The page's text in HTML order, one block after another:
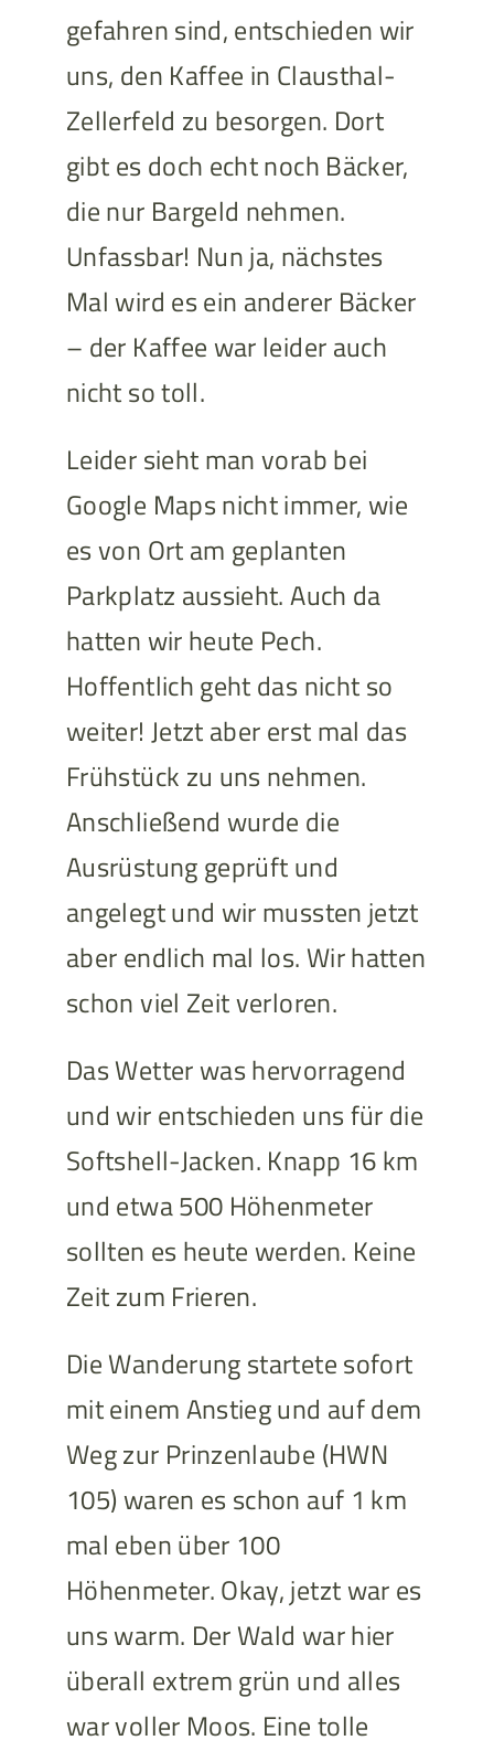
gefahren sind, entschieden wir
uns, den Kaffee in Clausthal-
Zellerfeld zu besorgen. Dort
gibt es doch echt noch Bäcker,
die nur Bargeld nehmen.
Unfassbar! Nun ja, nächstes
Mal wird es ein anderer Bäcker
– der Kaffee war leider auch
nicht so toll.
Leider sieht man vorab bei
Google Maps nicht immer, wie
es von Ort am geplanten
Parkplatz aussieht. Auch da
hatten wir heute Pech.
Hoffentlich geht das nicht so
weiter! Jetzt aber erst mal das
Frühstück zu uns nehmen.
Anschließend wurde die
Ausrüstung geprüft und
angelegt und wir mussten jetzt
aber endlich mal los. Wir hatten
schon viel Zeit verloren.
Das Wetter was hervorragend
und wir entschieden uns für die
Softshell-Jacken. Knapp 16 km
und etwa 500 Höhenmeter
sollten es heute werden. Keine
Zeit zum Frieren.
Die Wanderung startete sofort
mit einem Anstieg und auf dem
Weg zur Prinzenlaube (HWN
105) waren es schon auf 1 km
mal eben über 100
Höhenmeter. Okay, jetzt war es
uns warm. Der Wald war hier
überall extrem grün und alles
war voller Moos. Eine tolle